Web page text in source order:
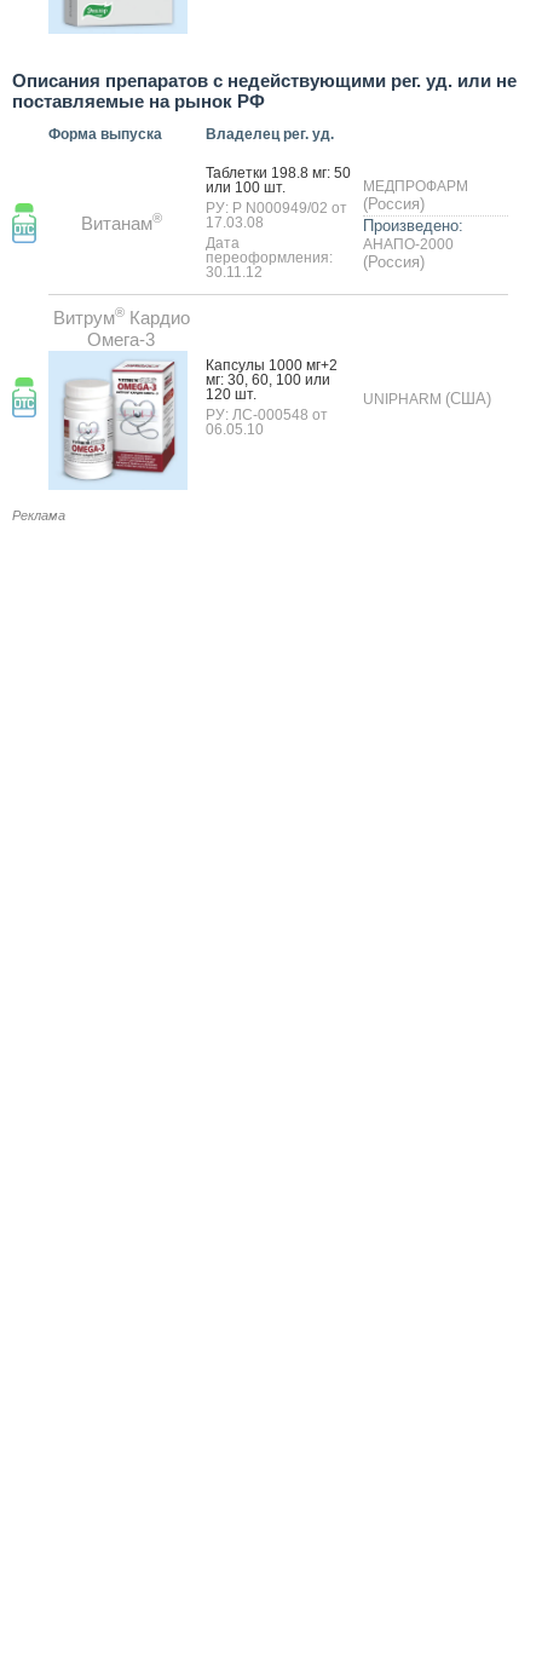
Описания препаратов с недействующими рег. уд. или не
поставляемые на рынок РФ
Форма выпуска Владелец рег. уд.
Витанам®
Таб­летки 198.8 мг: 50
или 100 шт.
РУ: Р N000949/02 от
17.03.08
Дата
переоформления:
30.11.12
МЕДПРОФАРМ
(Россия)
Произведено:
АНАПО-2000
(Россия)
Витрум®Кардио
Омега-3
Кап­су­лы 1000 мг+2
мг: 30, 60, 100 или
120 шт.
РУ: ЛС-000548 от
06.05.10
UNIPHARM (США)
Реклама